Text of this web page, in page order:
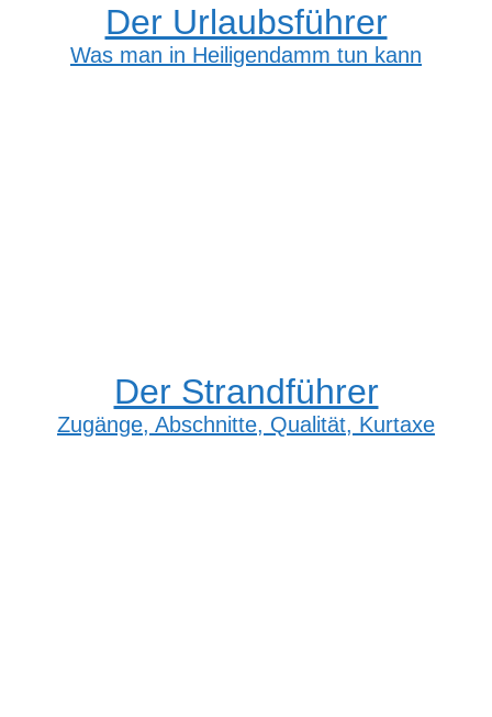
Der Urlaubsführer
Was man in Heiligendamm tun kann
Der Strandführer
Zugänge, Abschnitte, Qualität, Kurtaxe